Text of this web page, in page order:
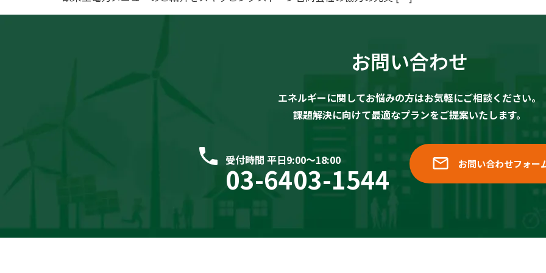
お問い合わせ
エネルギーに関してお悩みの方はお気軽にご相談ください。
課題解決に向けて最適なプランをご提案いたします。
受付時間 平日9:00〜18:00
03-6403-1544 お問い合わせフォー